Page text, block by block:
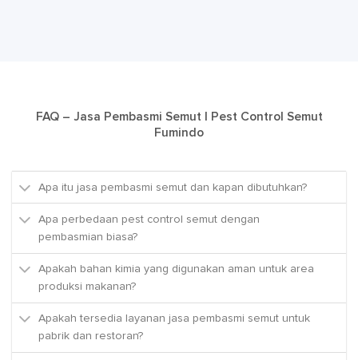
FAQ – Jasa Pembasmi Semut | Pest Control Semut
Fumindo
Apa itu jasa pembasmi semut dan kapan dibutuhkan?
Apa perbedaan pest control semut dengan
pembasmian biasa?
Apakah bahan kimia yang digunakan aman untuk area
produksi makanan?
Apakah tersedia layanan jasa pembasmi semut untuk
pabrik dan restoran?